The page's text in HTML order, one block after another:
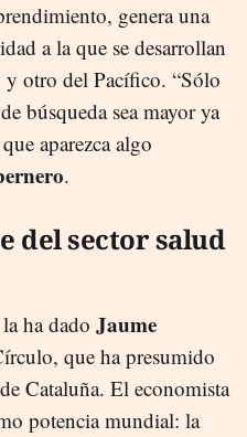
genera una
a la que se desarrollan
y otro del Pacífico. “Sólo
búsqueda sea mayor ya
aparezca algo
.
del sector salud
ha dado Jaume
que ha presumido
Cataluña. El economista
potencia mundial: la